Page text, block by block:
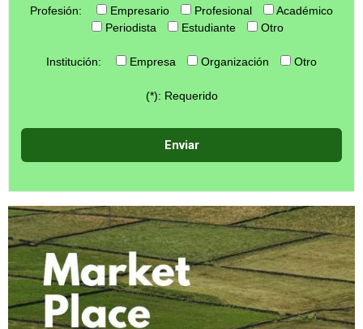
Profesión: Empresario Profesional
Académico
Periodista
Estudiante Otro
Institución: Empresa Organización Otro
(*): Requerido